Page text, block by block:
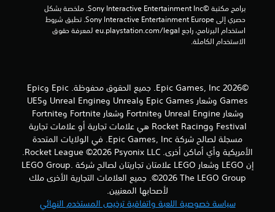
م
الاستخدام الكاملة.
©2026 Epic Games, Inc. جميع الحقوق محفوظة. Epic وEpic
Games وشعار Epic Games وUnreal وUnreal Engine وUE5
وشعار Unreal Engine وFortnite وشعار Fortnite وFortnite
Festival وRocket Racing هي علامات تجارية أو علامات تجارية
مسجلة لصالح شركة Epic Games, Inc. في الولايات المتحدة
الأمريكية وأي أماكن أخرى. Rocket League ©2026 Psyonix LLC.
إن LEGO وشعار LEGO علامتان تجاريتان لصالح شركة LEGO Group.
©2026 The LEGO Group. جميع العلامات التجارية الأخرى ملك
لأصحابها المعنيين.
سياسة خصوصية اللعبة واتفاقية ترخيص المستخدم النهائي